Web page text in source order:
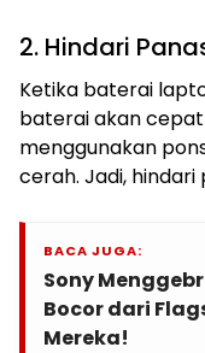
2. Hindari
Ketika baterai
baterai akan
menggunakan
cerah. Jadi,
BACA JUGA:
Sony
Bocor dari
Mereka!